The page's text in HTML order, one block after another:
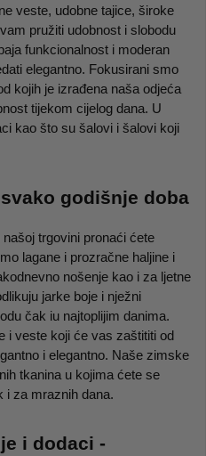
veste, udobne tajice, široke
pružiti udobnost i slobodu
funkcionalnost i moderan
elegantno. Fokusirani smo
kojih je izrađena naša odjeća
tijekom cijelog dana. U
kao što su šalovi i šalovi koji
godišnje doba
trgovini pronaći ćete
lagane i prozračne haljine i
nošenje kao i za ljetne
jarke boje i nježni
čak iu najtoplijim danima.
i veste koji će vas zaštititi od
i elegantno. Naše zimske
tkanina u kojima ćete se
i za mraznih dana.
i dodaci -